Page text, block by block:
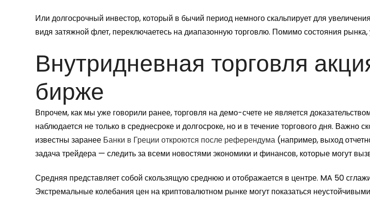
Или долгосрочный инвестор, который в бычий период немного скальпирует для
видя затяжной флет, переключаетесь на диапазонную торговлю. Помимо состояния рынка,
Внутридневная торговля
бирже
Впрочем, как мы уже говорили ранее, торговля на демо-счете не является
наблюдается не только в среднесроке и долгосроке, но и в течение торгового дня. Важно
известны заранее Банки в Греции откроются после референдума (например, выход
задача трейдера — следить за всеми новостями экономики и финансов, которые могут
Средняя представляет собой скользящую среднюю и отображается в центре. MA 50
Экстремальные колебания цен на криптовалютном рынке могут показаться